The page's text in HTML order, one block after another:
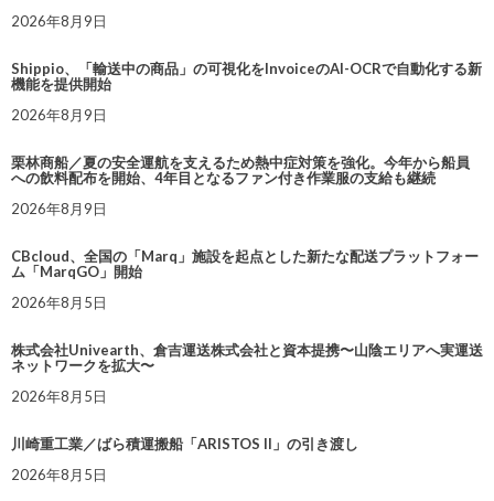
2026年8月9日
Shippio、「輸送中の商品」の可視化をInvoiceのAI-OCRで自動化する新
機能を提供開始
2026年8月9日
栗林商船／夏の安全運航を支えるため熱中症対策を強化。今年から船員
への飲料配布を開始、4年目となるファン付き作業服の支給も継続
2026年8月9日
CBcloud、全国の「Marq」施設を起点とした新たな配送プラットフォー
ム「MarqGO」開始
2026年8月5日
株式会社Univearth、倉吉運送株式会社と資本提携〜山陰エリアへ実運送
ネットワークを拡大〜
2026年8月5日
川崎重工業／ばら積運搬船「ARISTOS II」の引き渡し
2026年8月5日